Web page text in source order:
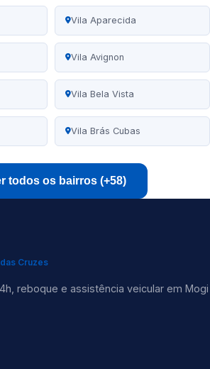
Vila Aparecida
Vila Avignon
Vila Bela Vista
Vila Brás Cubas
todos os bairros (+58)
Cruzes
reboque e assistência veicular em Mogi